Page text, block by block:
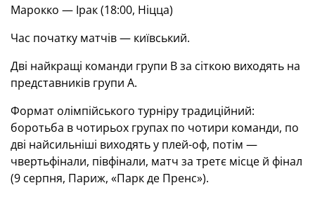
Марокко — Ірак (18:00, Ніцца)
Час початку матчів — київський.
Дві найкращі команди групи В за сіткою виходять на
представників групи А.
Формат олімпійського турніру традиційний:
боротьба в чотирьох групах по чотири команди, по
дві найсильніші виходять у плей-оф, потім —
чвертьфінали, півфінали, матч за третє місце й фінал
(9 серпня, Париж, «Парк де Пренс»).